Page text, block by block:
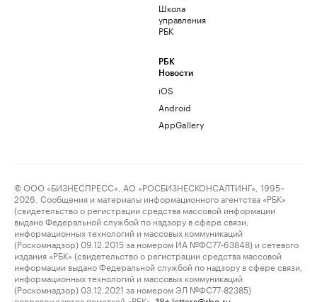
Школа
управления
РБК
РБК
Новости
iOS
Android
AppGallery
© ООО «БИЗНЕСПРЕСС», АО «РОСБИЗНЕСКОНСАЛТИНГ», 1995–
2026. Сообщения и материалы информационного агентства «РБК»
(свидетельство о регистрации средства массовой информации
выдано Федеральной службой по надзору в сфере связи,
информационных технологий и массовых коммуникаций
(Роскомнадзор) 09.12.2015 за номером ИА №ФС77-63848) и сетевого
издания «РБК» (свидетельство о регистрации средства массовой
информации выдано Федеральной службой по надзору в сфере связи,
информационных технологий и массовых коммуникаций
(Роскомнадзор) 03.12.2021 за номером ЭЛ №ФС77-82385)